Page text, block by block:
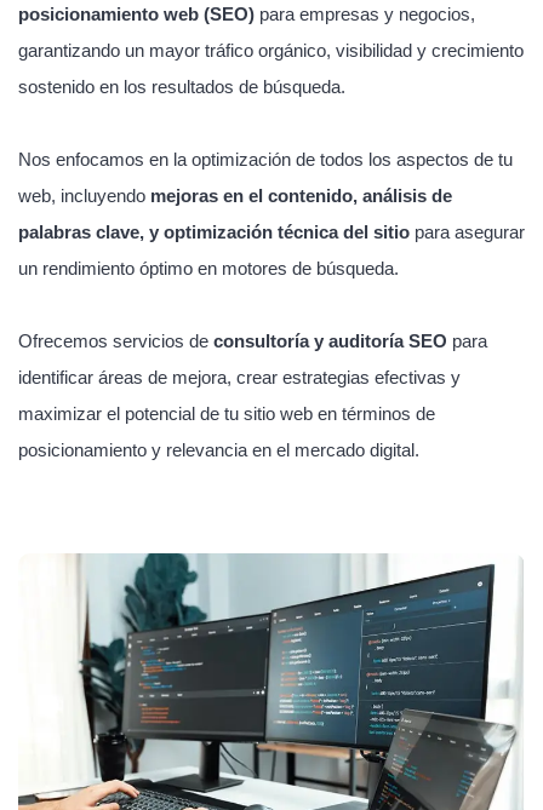
posicionamiento web (SEO) para empresas y negocios,
garantizando un mayor tráfico orgánico, visibilidad y crecimiento
sostenido en los resultados de búsqueda.
Nos enfocamos en la optimización de todos los aspectos de tu
web, incluyendo mejoras en el contenido, análisis de
palabras clave, y optimización técnica del sitio para asegurar
un rendimiento óptimo en motores de búsqueda.
Ofrecemos servicios de consultoría y auditoría SEO para
identificar áreas de mejora, crear estrategias efectivas y
maximizar el potencial de tu sitio web en términos de
posicionamiento y relevancia en el mercado digital.